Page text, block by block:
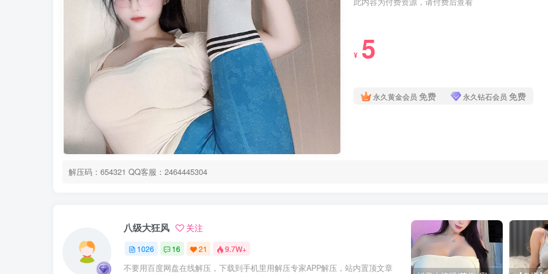
¥ 5
永久黄金会员 免费 永久钻石会员 免费
解压码：654321 QQ客服：2464445304
八级大狂风 关注
1026 16 21 9.7W+
不要用百度网盘在线解压，下载到手机里用解压专家APP解压，站内置顶文章